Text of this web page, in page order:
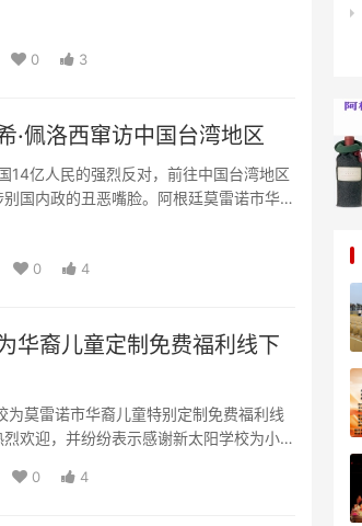
0 3
·佩洛西窜访中国台湾地区
14亿人民的强烈反对，前往中国台湾地区
国内政的丑恶嘴脸。阿根廷莫雷诺市华人
0 4
华裔儿童定制免费福利线下
莫雷诺市华裔儿童特别定制免费福利线
欢迎，并纷纷表示感谢新太阳学校为小朋
0 4